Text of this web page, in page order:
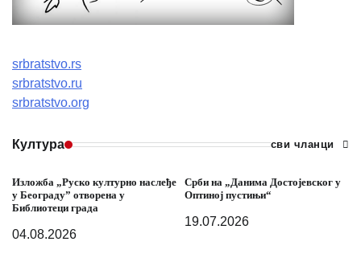
srbratstvo.rs
srbratstvo.ru
srbratstvo.org
Култура сви чланци
Изложба „Руско културно наслеђе
у Београду” отворена у
Библиотеци града
04.08.2026
Срби на „Данима Достојевског у
Оптиној пустињи“
19.07.2026